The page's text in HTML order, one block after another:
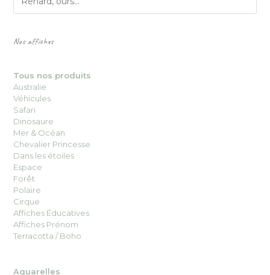
Nos affiches
Tous nos produits
Australie
Véhicules
Safari
Dinosaure
Mer & Océan
Chevalier Princesse
Dans les étoiles
Espace
Forêt
Polaire
Cirque
Affiches Éducatives
Affiches Prénom
Terracotta / Boho
Aquarelles